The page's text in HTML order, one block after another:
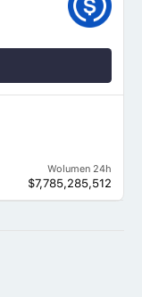
Wolumen 24h
$7,785,285,512